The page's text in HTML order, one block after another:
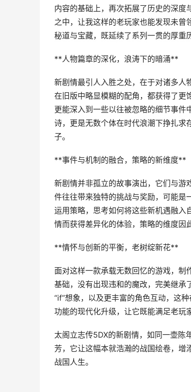
内容的基础上，再次拓展了历史的深
之中，让我这样的老玩家也能发现未曾
秘道与宝藏，既延续了系列一贯的厚重
**人物篇章的深化，浪涛下的暗涌**
新剧情最引人入胜之处，在于对诸多人
在旧版中略显模糊的配角，都获得了更
更能深入到一些以往被忽略的细节事件
诗，更是无数个体在时代浪潮下挣扎求
子。
**事件与机制的融合，策略的新维度**
新剧情并非孤立的故事演出，它们与游
件往往带来独特的挑战与奖励，可能是
运用策略，思考如何将这些新机遇融入
情而获得差异化的体验，策略的维度因
**情怀与创新的平衡，老树绽新花**
面对这样一款承载无数回忆的游戏，制
基础，没有出现违和的魔改，完美继承
“if”想象，以及更丰富的角色互动，这
功能的现代化升级，让它既能满足老玩
太阁立志传5DX的新剧情，如同一壶陈
芳，它让这幅本就浩瀚的战国绘卷，增
战国人生。